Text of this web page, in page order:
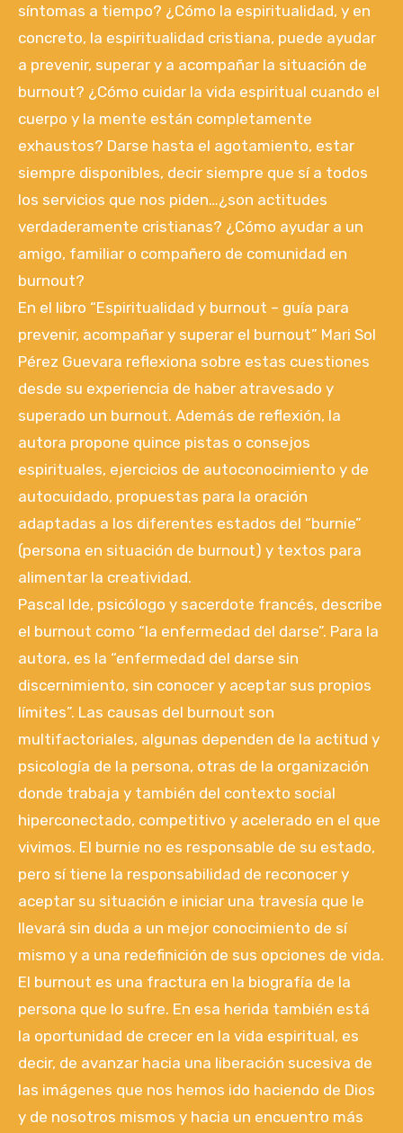
síntomas a tiempo? ¿Cómo la espiritualidad, y en
concreto, la espiritualidad cristiana, puede ayudar
a prevenir, superar y a acompañar la situación de
burnout? ¿Cómo cuidar la vida espiritual cuando el
cuerpo y la mente están completamente
exhaustos? Darse hasta el agotamiento, estar
siempre disponibles, decir siempre que sí a todos
los servicios que nos piden…¿son actitudes
verdaderamente cristianas? ¿Cómo ayudar a un
amigo, familiar o compañero de comunidad en
burnout?
En el libro “Espiritualidad y burnout – guía para
prevenir, acompañar y superar el burnout” Mari Sol
Pérez Guevara reflexiona sobre estas cuestiones
desde su experiencia de haber atravesado y
superado un burnout. Además de reflexión, la
autora propone quince pistas o consejos
espirituales, ejercicios de autoconocimiento y de
autocuidado, propuestas para la oración
adaptadas a los diferentes estados del “burnie”
(persona en situación de burnout) y textos para
alimentar la creatividad.
Pascal Ide, psicólogo y sacerdote francés, describe
el burnout como “la enfermedad del darse”. Para la
autora, es la “enfermedad del darse sin
discernimiento, sin conocer y aceptar sus propios
límites”. Las causas del burnout son
multifactoriales, algunas dependen de la actitud y
psicología de la persona, otras de la organización
donde trabaja y también del contexto social
hiperconectado, competitivo y acelerado en el que
vivimos. El burnie no es responsable de su estado,
pero sí tiene la responsabilidad de reconocer y
aceptar su situación e iniciar una travesía que le
llevará sin duda a un mejor conocimiento de sí
mismo y a una redefinición de sus opciones de vida.
El burnout es una fractura en la biografía de la
persona que lo sufre. En esa herida también está
la oportunidad de crecer en la vida espiritual, es
decir, de avanzar hacia una liberación sucesiva de
las imágenes que nos hemos ido haciendo de Dios
y de nosotros mismos y hacia un encuentro más